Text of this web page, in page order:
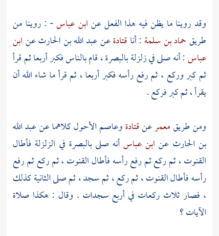
وقد روينا ما يظن فيه هذا الفعل عنابن عباس- : روينا من
طريقحماد بن سلمة : أنا قتادةعنعبد الله بن الحارثعنابن
عباس: أنه صلى في زلزلةبالبصرة، قام بالناس فكبر أربعا ثم قرأ
ثم كبر وركع ، ثم رفع رأسه فكبر أربعا ، ثم قرأ ما شاء الله أن
يقرأ ، ثم كبر فركع .
ومن طريقمعمرعنقتادةوعاصم الأحولكلاهما عنعبد الله
بن الحارث عن ابن عباسأنه صلىبالبصرة في الزلزلة فأطال
القنوت ، ثم ركع ثم رفع رأسه فأطال القنوت ، ثم ركع ثم رفع
رأسه فأطال القنوت ، ثم ركع ، ثم سجد ، ثم صلى الثانية كذلك
، فصار ثلاث ركعات في أربع سجدات . وقال : هكذا صلاة
الآيات ؟